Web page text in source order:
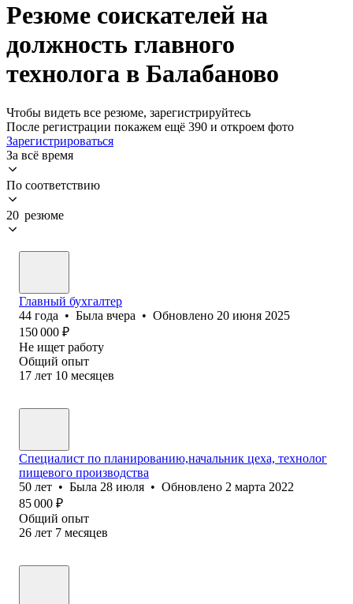
Резюме соискателей на
должность главного
технолога в Балабаново
Чтобы видеть все резюме, зарегистрируйтесь
После регистрации покажем ещё 390 и откроем фото
Зарегистрироваться
За всё время
По соответствию
20 резюме
Главный бухгалтер
44 года • Была вчера • Обновлено 20 июня 2025
150 000 ₽
Не ищет работу
Общий опыт
17 лет 10 месяцев
Специалист по планированию,начальник цеха, технолог
пищевого производства
50 лет • Была 28 июля • Обновлено 2 марта 2022
85 000 ₽
Общий опыт
26 лет 7 месяцев